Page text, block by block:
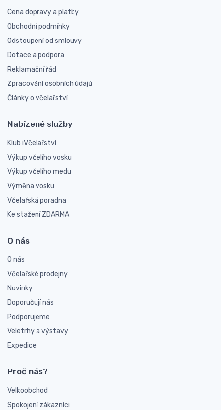
Cena dopravy a platby
Obchodní podmínky
Odstoupení od smlouvy
Dotace a podpora
Reklamační řád
Zpracování osobních údajů
Články o včelařství
Nabízené služby
Klub iVčelařství
Výkup včelího vosku
Výkup včelího medu
Výměna vosku
Včelařská poradna
Ke stažení ZDARMA
O nás
O nás
Včelařské prodejny
Novinky
Doporučují nás
Podporujeme
Veletrhy a výstavy
Expedice
Proč nás?
Velkoobchod
Spokojení zákazníci